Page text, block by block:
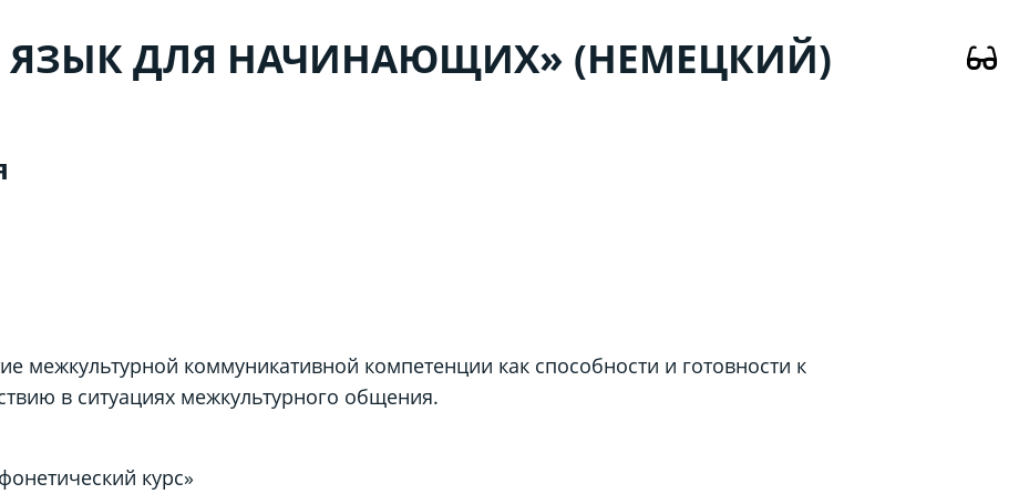
ДЛЯ НАЧИНАЮЩИХ» (НЕМЕЦКИЙ)
межкультурной коммуникативной компетенции как способности и готовности к
в ситуациях межкультурного общения.
курс»